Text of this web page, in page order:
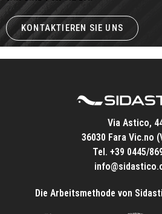
KONTAKTIEREN SIE UNS
Via Astico,
36030 Fara Vic.no
Tel. +39 0445/
Die Arbeitsmethode von